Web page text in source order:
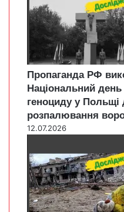
Пропаганда РФ
Національний день
геноциду у Польщі
розпалювання
12.07.2026